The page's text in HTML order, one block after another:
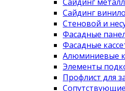
Сайдинг
Стеновой и
Фасадные
Фасадные
Алюминиевые
Элементы
Профлист для